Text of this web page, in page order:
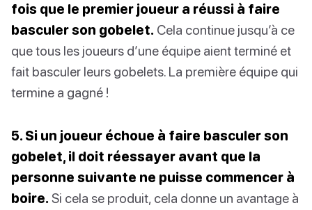
fois que le premier joueur a réussi à faire
basculer son gobelet. Cela continue jusqu’à ce
que tous les joueurs d’une équipe aient terminé et
fait basculer leurs gobelets. La première équipe qui
termine a gagné !
5. Si un joueur échoue à faire basculer son
gobelet, il doit réessayer avant que la
personne suivante ne puisse commencer à
boire. Si cela se produit, cela donne un avantage à